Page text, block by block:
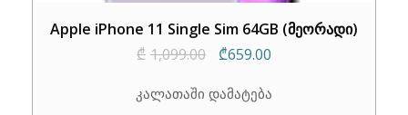
Apple iPhone 11 Single Sim 64GB (მეორადი)
₾ 1,099.00
Original
was:
₾659.00
is:
კალათაში დამატება